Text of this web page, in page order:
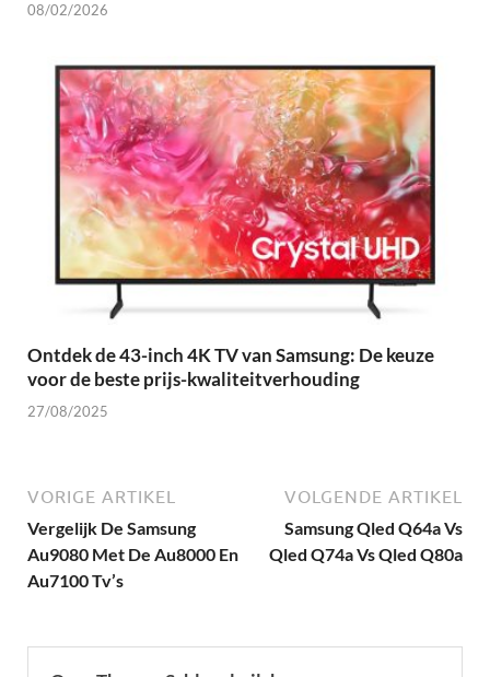
08/02/2026
Ontdek de 43-inch 4K TV van Samsung: De keuze
voor de beste prijs-kwaliteitverhouding
27/08/2025
VORIGE ARTIKEL
Vergelijk De Samsung
Au9080 Met De Au8000 En
Au7100 Tv’s
VOLGENDE ARTIKEL
Samsung Qled Q64a Vs
Qled Q74a Vs Qled Q80a